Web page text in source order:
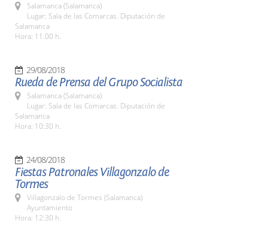
Salamanca (Salamanca)
Lugar: Sala de las Comarcas. Diputación de
Salamanca
Hora: 11.00 h.
29/08/2018
Rueda de Prensa del Grupo Socialista
Salamanca (Salamanca)
Lugar: Sala de las Comarcas. Diputación de
Salamanca
Hora: 10:30 h.
24/08/2018
Fiestas Patronales Villagonzalo de
Tormes
Villagonzalo de Tormes (Salamanca)
Ayuntamiento
Hora: 12:30 h.